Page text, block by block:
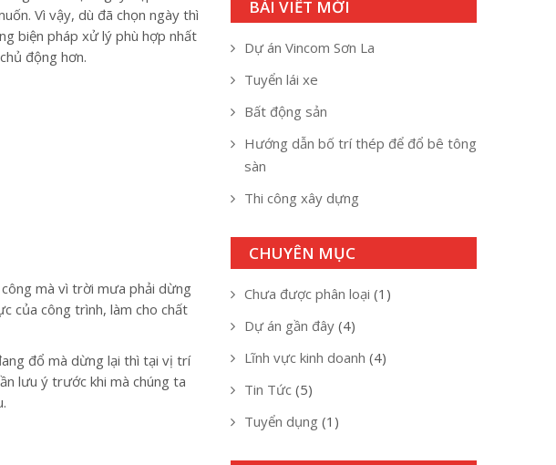
Vì vậy, dù đã chọn ngày thì
biện pháp xử lý phù hợp nhất
động hơn.
mà vì trời mưa phải dừng
của công trình, làm cho chất
đổ mà dừng lại thì tại vị trí
lưu ý trước khi mà chúng ta
BÀI VIẾT MỚI
Dự án Vincom Sơn La
Tuyển lái xe
Bất động sản
Hướng dẫn bố trí thép để đổ bê tông
sàn
Thi công xây dựng
CHUYÊN MỤC
Chưa được phân loại (1)
Dự án gần đây (4)
Lĩnh vực kinh doanh (4)
Tin Tức (5)
Tuyển dụng (1)